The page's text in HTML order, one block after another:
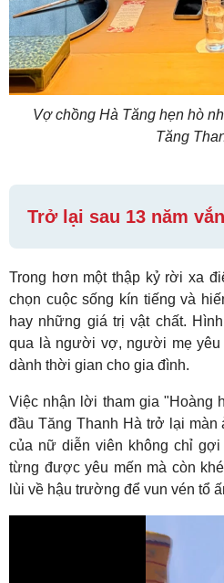
Vợ chồng Hà Tăng hẹn hò
Tăng
Trở lại sau 13 năm
Trong hơn một thập kỷ rời xa
chọn cuộc sống kín tiếng và
hay những giá trị vật chất.
qua là người vợ, người mẹ
dành thời gian cho gia đình.
Việc nhận lời tham gia "Hoàng
đầu Tăng Thanh Hà trở lại màn
của nữ diễn viên không chỉ
từng được yêu mến mà còn
lùi về hậu trường để vun vén tổ